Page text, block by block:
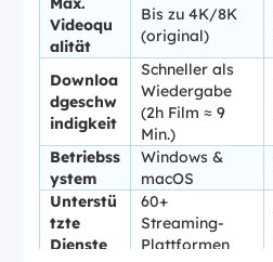
Videoqu
alität
Bis zu 4K/8K
(original)
Downloa
dgeschw
indigkeit
Schneller als
Wiedergabe
(2h Film ≈ 9
Min.)
Betriebss
ystem
Windows &
macOS
Unterstü
tzte
Dienste
60+
Streaming-
Plattformen